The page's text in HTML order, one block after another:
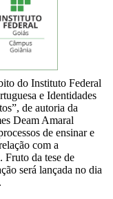
do Instituto Federal
e Identidades
de autoria da
Deam Amaral
de ensinar e
com a
Fruto da tese de
será lançada no dia